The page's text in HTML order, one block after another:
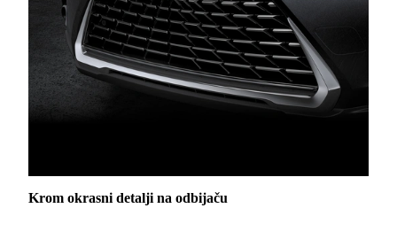
Krom okrasni detalji na odbijaču